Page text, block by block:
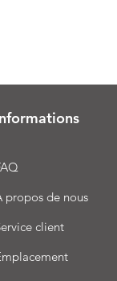
propos de nous
client